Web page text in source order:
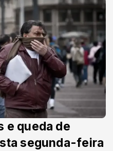
e queda de
segunda-feira